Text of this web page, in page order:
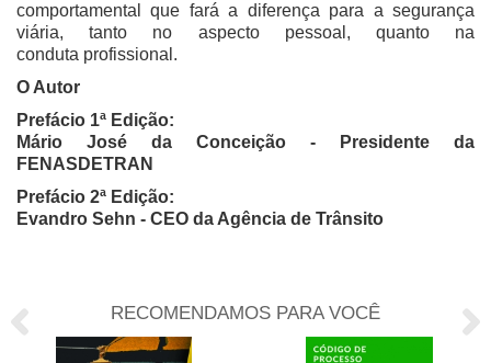
comportamental que fará a diferença para a segurança
viária, tanto no aspecto pessoal, quanto na
conduta profissional.
O Autor
Prefácio 1ª Edição:
Mário José da Conceição - Presidente da
FENASDETRAN
Prefácio 2ª Edição:
Evandro Sehn - CEO da Agência de Trânsito
RECOMENDAMOS PARA VOCÊ